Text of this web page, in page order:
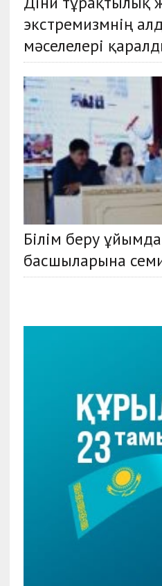
экстремизмнің
мәселелері
Білім беру
басшыларына